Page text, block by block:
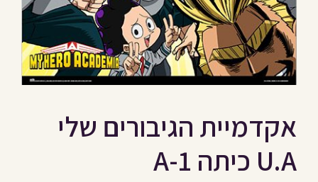
אקדמיית הגיבורים שלי
U.A כיתה A-1